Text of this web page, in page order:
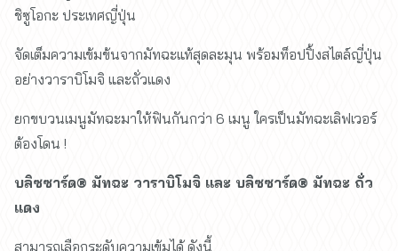
ชิซูโอกะ ประเทศญี่ปุ่น
จัดเต็มความเข้มข้นจากมัทฉะแท้สุดละมุน พร้อมท็อปปิ้งสไตล์ญี่ปุ่น
อย่างวาราบิโมจิ และถั่วแดง
ยกขบวนเมนูมัทฉะมาให้ฟินกันกว่า 6 เมนู ใครเป็นมัทฉะเลิฟเวอร์
ต้องโดน !
บลิซซาร์ด® มัทฉะ วาราบิโมจิ และ บลิซซาร์ด® มัทฉะ ถั่ว
แดง
สามารถเลือกระดับความเข้มได้ ดังนี้